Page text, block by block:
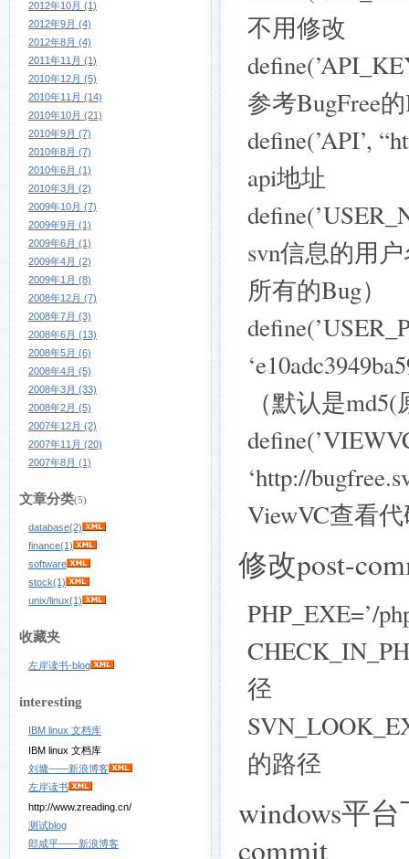
2012年10月 (1)
2012年9月 (4)
2012年8月 (4)
2011年11月 (1)
2010年12月 (5)
2010年11月 (14)
2010年10月 (21)
2010年9月 (7)
2010年8月 (7)
2010年6月 (1)
2010年3月 (2)
2009年10月 (7)
2009年9月 (1)
2009年6月 (1)
2009年4月 (2)
2009年1月 (8)
2008年12月 (7)
2008年7月 (3)
2008年6月 (13)
2008年5月 (6)
2008年4月 (5)
2008年3月 (33)
2008年2月 (5)
2007年12月 (2)
2007年11月 (20)
2007年8月 (1)
文章分类(5)
database(2)
finance(1)
software
stock(1)
unix/linux(1)
收藏夹
左岸读书-blog
interesting
IBM linux 文档库
IBM linux 文档库
刘墉——新浪博客
左岸读书
http://www.zreading.cn/
测试blog
郎咸平——新浪博客
不用修改
参考BugFree
define(’API’,
api地址
svn信息的用
所有的Bug）
（默认是
‘http://
ViewVC查看
修改post-
PHP_EXE=’/
径
的路径
windows平
commit